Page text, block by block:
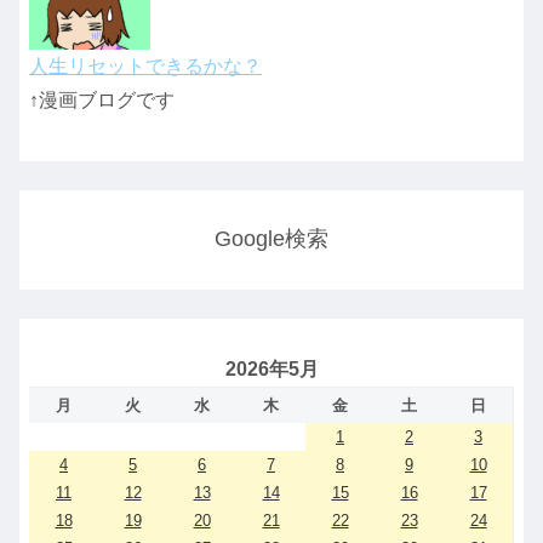
人生リセットできるかな？
↑漫画ブログです
Google検索
2026年5月
月 火 水 木 金 土
日
1
2
3
4
5 6 7 8 9
10
11
12 13 14 15 16
17
18
19 20 21 22 23
24